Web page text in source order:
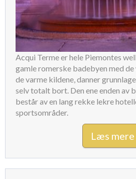
Acqui Terme er hele Piemontes
gamle romerske badebyen med
de varme kildene, danner
selv totalt bort. Den ene enden av
består av en lang rekke lekre
sportsområder.
Læs mere